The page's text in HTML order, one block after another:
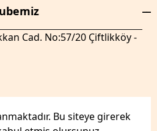
Bu siteye girerek
Cad. No:57/20 Çiftlikköy -